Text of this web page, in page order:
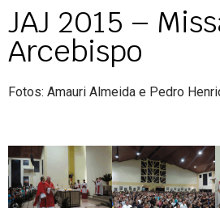
JAJ 2015 –
Arcebispo
Fotos: Amauri Almeida e Pedro